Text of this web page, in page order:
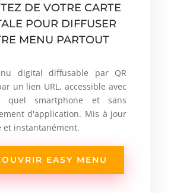
DE VOTRE CARTE
POUR DIFFUSER
MENU PARTOUT
digital diffusable par QR
un lien URL, accessible avec
quel smartphone et sans
d'application. Mis à jour
instantanément.
EASY MENU